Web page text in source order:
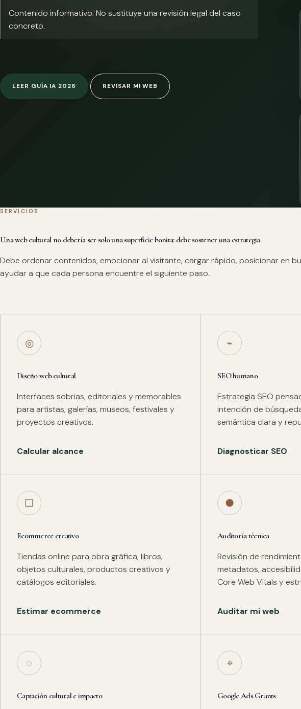
Contenido informativo. No sustituye una revisión legal del caso
concreto.
LEER GUÍA IA 2026 REVISAR MI WEB
SERVICIOS
Una web cultural no debería ser solo una superficie bonita: debe sostener una estrategia.
Debe ordenar contenidos, emocionar al visitante, cargar rápido, posicionar en
ayudar a que cada persona encuentre el siguiente paso.
◎
Diseño web cultural
Interfaces sobrias, editoriales y memorables
para artistas, galerías, museos, festivales y
proyectos creativos.
Calcular alcance
⌁
SEO humano
Estrategia SEO
intención de
semántica clara y
Diagnosticar SEO
□
Ecommerce creativo
Tiendas online para obra gráfica, libros,
objetos culturales, productos creativos y
catálogos editoriales.
Estimar ecommerce
●
Auditoría técnica
Revisión de
metadatos,
Core Web Vitals y
Auditar mi web
◌
Captación cultural e impacto
⌖
Google Ads Grants